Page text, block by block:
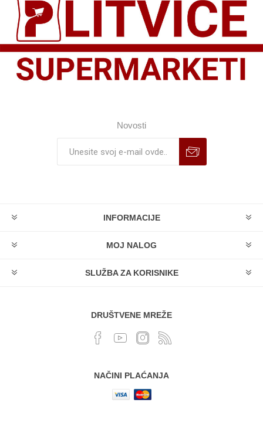
Novosti
INFORMACIJE
MOJ NALOG
SLUŽBA ZA KORISNIKE
DRUŠTVENE MREŽE
NAČINI PLAĆANJA